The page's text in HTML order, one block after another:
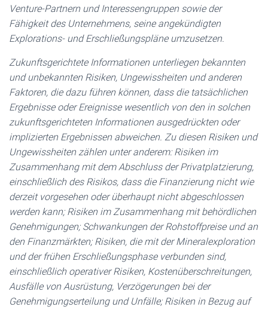
Venture-Partnern und Interessengruppen sowie der
Fähigkeit des Unternehmens, seine angekündigten
Explorations- und Erschließungspläne umzusetzen.
Zukunftsgerichtete Informationen unterliegen bekannten
und unbekannten Risiken, Ungewissheiten und anderen
Faktoren, die dazu führen können, dass die tatsächlichen
Ergebnisse oder Ereignisse wesentlich von den in solchen
zukunftsgerichteten Informationen ausgedrückten oder
implizierten Ergebnissen abweichen. Zu diesen Risiken und
Ungewissheiten zählen unter anderem: Risiken im
Zusammenhang mit dem Abschluss der Privatplatzierung,
einschließlich des Risikos, dass die Finanzierung nicht wie
derzeit vorgesehen oder überhaupt nicht abgeschlossen
werden kann; Risiken im Zusammenhang mit behördlichen
Genehmigungen; Schwankungen der Rohstoffpreise und an
den Finanzmärkten; Risiken, die mit der Mineralexploration
und der frühen Erschließungsphase verbunden sind,
einschließlich operativer Risiken, Kostenüberschreitungen,
Ausfälle von Ausrüstung, Verzögerungen bei der
Genehmigungserteilung und Unfälle; Risiken in Bezug auf